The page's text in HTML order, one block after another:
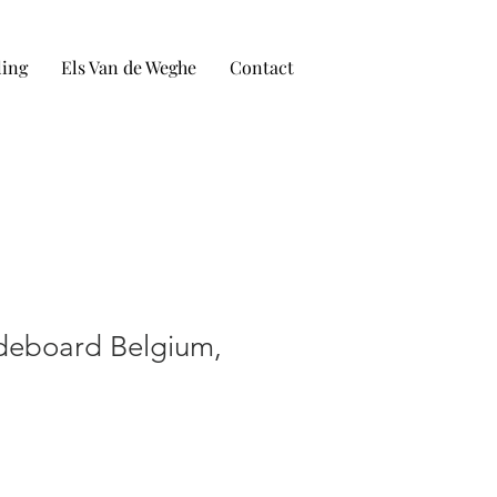
Els Van de Weghe Contact
Belgium,